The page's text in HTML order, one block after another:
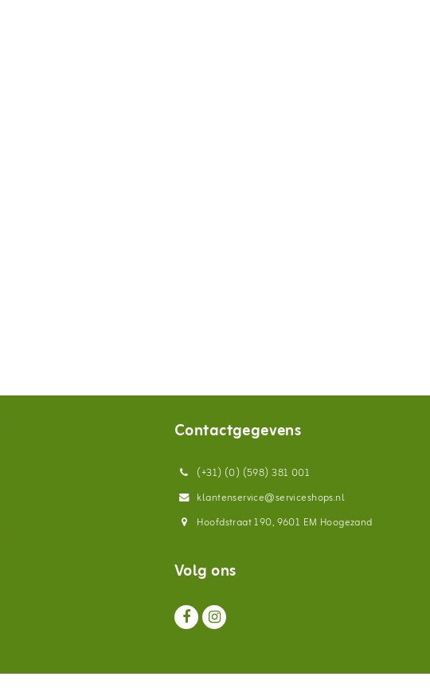
Contactgegevens
(+31) (0) (598) 381 001
klantenservice@serviceshops.nl
Hoofdstraat 190, 9601 EM Hoogezand
Volg ons